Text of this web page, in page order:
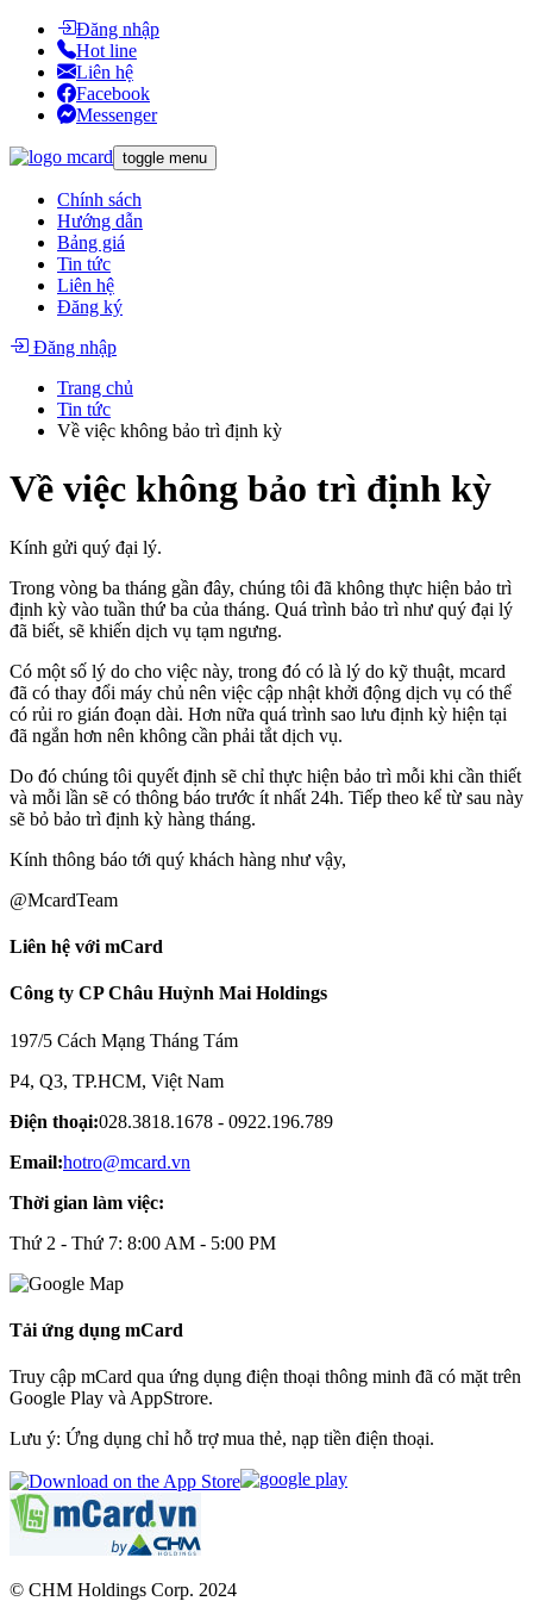
Đăng nhập
Hot line
Liên hệ
Facebook
Messenger
toggle menu
Chính sách
Hướng dẫn
Bảng giá
Tin tức
Liên hệ
Đăng ký
Đăng nhập
Trang chủ
Tin tức
Về việc không bảo trì định kỳ
Về việc không bảo trì định kỳ
Kính gửi quý đại lý.
Trong vòng ba tháng gần đây, chúng tôi đã không thực hiện bảo trì
định kỳ vào tuần thứ ba của tháng. Quá trình bảo trì như quý đại lý
đã biết, sẽ khiến dịch vụ tạm ngưng.
Có một số lý do cho việc này, trong đó có là lý do kỹ thuật, mcard
đã có thay đổi máy chủ nên việc cập nhật khởi động dịch vụ có thể
có rủi ro gián đoạn dài. Hơn nữa quá trình sao lưu định kỳ hiện tại
đã ngắn hơn nên không cần phải tắt dịch vụ.
Do đó chúng tôi quyết định sẽ chỉ thực hiện bảo trì mỗi khi cần thiết
và mỗi lần sẽ có thông báo trước ít nhất 24h. Tiếp theo kể từ sau này
sẽ bỏ bảo trì định kỳ hàng tháng.
Kính thông báo tới quý khách hàng như vậy,
@McardTeam
Liên hệ với mCard
Công ty CP Châu Huỳnh Mai Holdings
197/5 Cách Mạng Tháng Tám
P4, Q3, TP.HCM, Việt Nam
Điện thoại:028.3818.1678 - 0922.196.789
Email:hotro@mcard.vn
Thời gian làm việc:
Thứ 2 - Thứ 7: 8:00 AM - 5:00 PM
Tải ứng dụng mCard
Truy cập mCard qua ứng dụng điện thoại thông minh đã có mặt trên
Google Play và AppStrore.
Lưu ý: Ứng dụng chỉ hỗ trợ mua thẻ, nạp tiền điện thoại.
© CHM Holdings Corp. 2024